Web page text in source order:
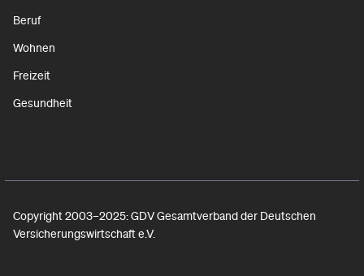
Beruf
Wohnen
Freizeit
Gesundheit
Copyright 2003–2025: GDV Gesamtverband der Deutschen
Versicherungswirtschaft e.V.